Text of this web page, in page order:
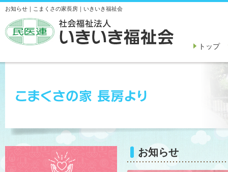
お知らせ｜こまくさの家長房｜いきいき福祉会
トップ
お知らせ